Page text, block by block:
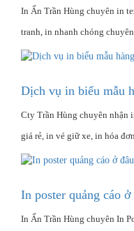
In Ấn Trần Hùng chuyên in
tranh, in nhanh chóng
Dịch vụ in biểu mẫu
Cty Trần Hùng chuyên nhận
giá rẻ, in vé giữ xe, in hóa
In poster quảng cáo
In Ấn Trần Hùng chuyên In